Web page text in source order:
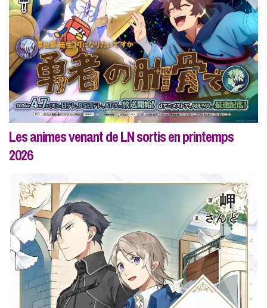
Les animes venant de LN sortis en printemps
2026